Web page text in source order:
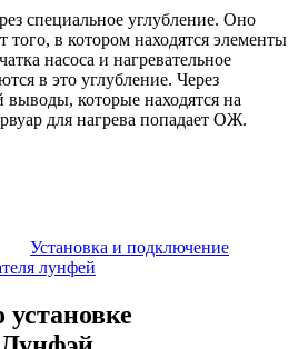
специальное углубление. Оно
того, в котором находятся элементы
насоса и нагревательное
в это углубление. Через
которые находятся на
для нагрева попадает ОЖ.
Установка и подключение
лунфей